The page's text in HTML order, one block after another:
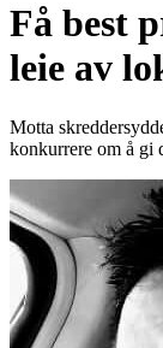
Få best
leie av
Motta
konkurrere om å gi